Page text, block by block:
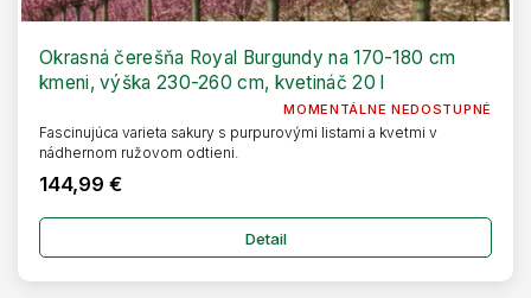
Okrasná čerešňa Royal Burgundy na 170-180 cm
kmeni, výška 230-260 cm, kvetináč 20 l
MOMENTÁLNE NEDOSTUPNÉ
144,99 €
Detail
Fascinujúca varieta sakury s purpurovými listami a kvetmi v
nádhernom ružovom odtieni.